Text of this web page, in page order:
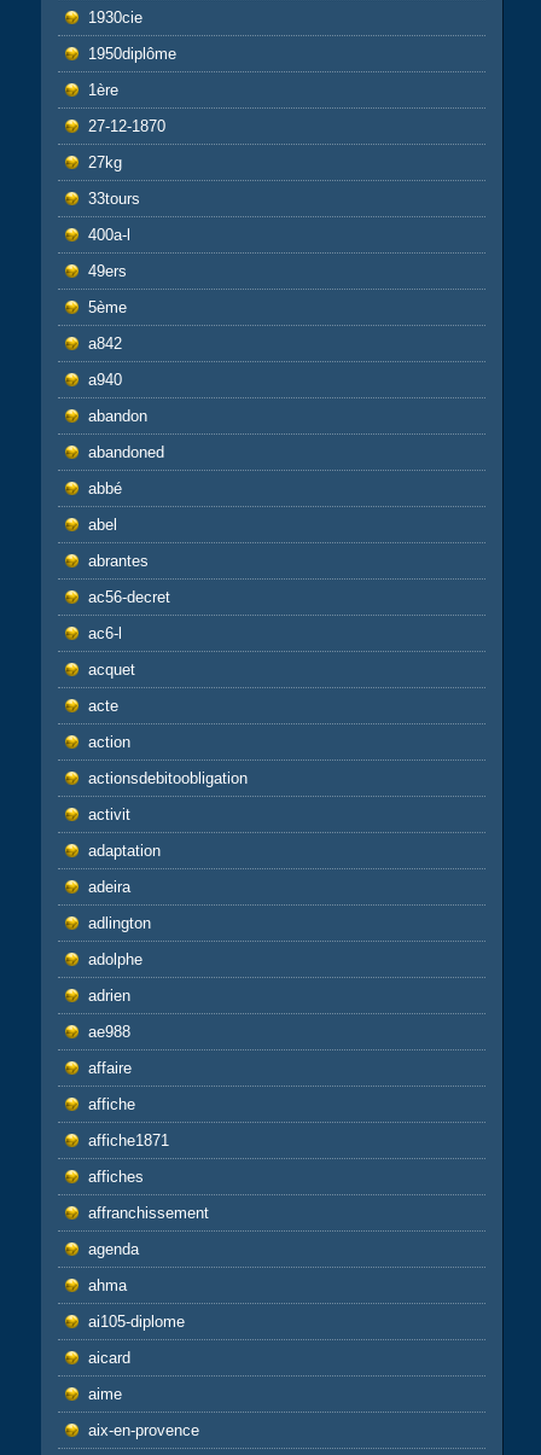
1930cie
1950diplôme
1ère
27-12-1870
27kg
33tours
400a-l
49ers
5ème
a842
a940
abandon
abandoned
abbé
abel
abrantes
ac56-decret
ac6-l
acquet
acte
action
actionsdebitoobligation
activit
adaptation
adeira
adlington
adolphe
adrien
ae988
affaire
affiche
affiche1871
affiches
affranchissement
agenda
ahma
ai105-diplome
aicard
aime
aix-en-provence